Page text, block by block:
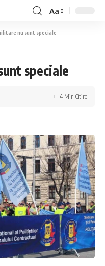
Aa
nu sunt speciale
speciale
4 Min Citire